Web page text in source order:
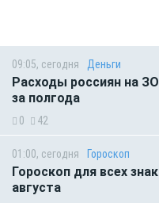
09:05, сегодня Деньги
Расходы россиян на
за полгода
0 42
01:00, сегодня Гороскоп
Гороскоп для всех
августа